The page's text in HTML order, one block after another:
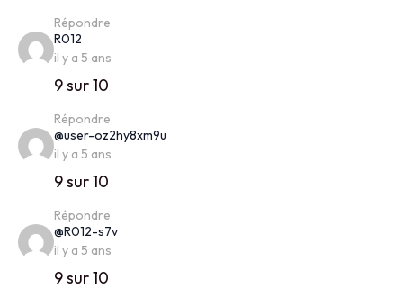
Répondre
R012
il y a 5 ans
9 sur 10
Répondre
@user-oz2hy8xm9u
il y a 5 ans
9 sur 10
Répondre
@R012-s7vsays:
il y a 5 ans
9 sur 10